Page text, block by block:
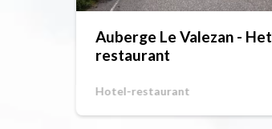
Auberge Le Valezan - Het
restaurant
Hotel-restaurant